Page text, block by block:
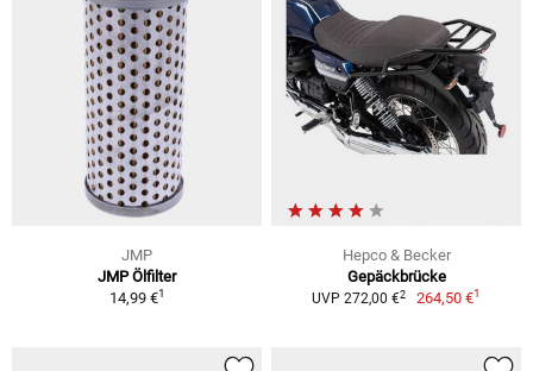
JMP
JMP Ölfilter
14,99 €1
Hepco & Becker
Gepäckbrücke
UVP 272,00 €2 264,50 €1